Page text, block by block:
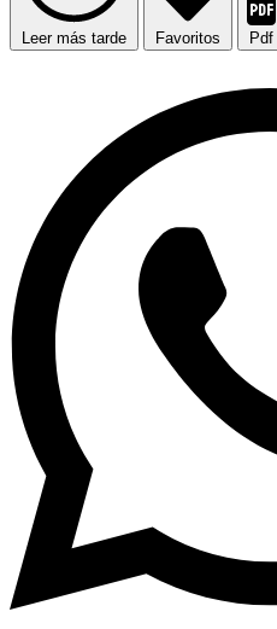
Leer más tarde Favoritos Pdf